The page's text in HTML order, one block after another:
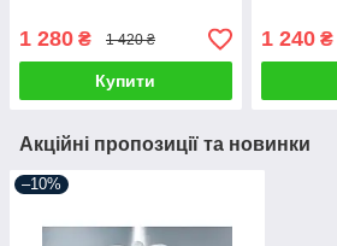
1 280 ₴ 1 420 ₴
Купити
1 240₴
Акційні пропозиції та новинки
–10%